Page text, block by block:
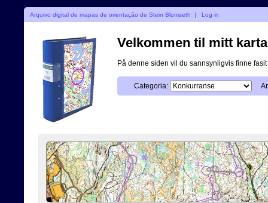
Arquivo digital de mapas de orientação de Stein Blomseth | Log in
Velkommen til mitt
På denne siden vil du sannsynligvis finne
Categoria: